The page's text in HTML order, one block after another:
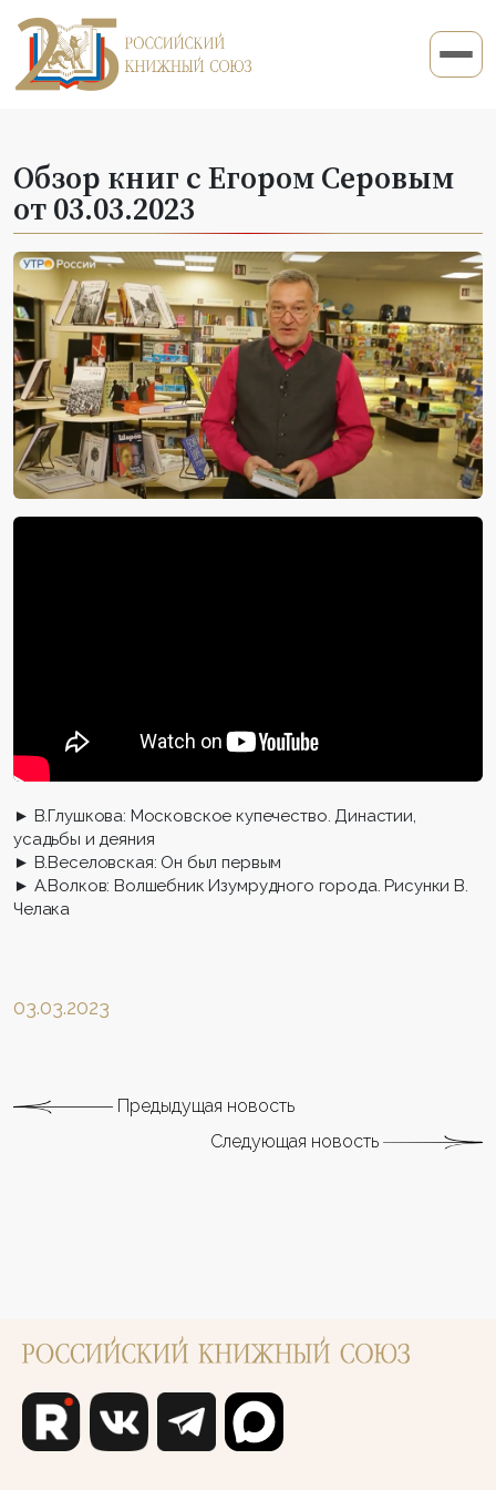
Обзор книг с Егором Серовым
от 03.03.2023
► В.Глушкова: Московское купечество. Династии,
усадьбы и деяния
► В.Веселовская: Он был первым
► А.Волков: Волшебник Изумрудного города. Рисунки В.
Челака
03.03.2023
Предыдущая новость
Следующая новость